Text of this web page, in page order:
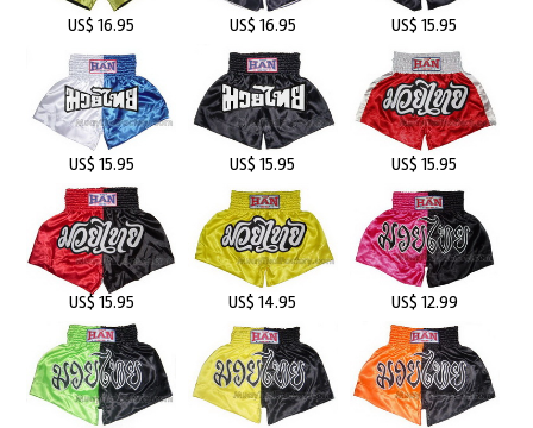
US$ 16.95 US$ 16.95 US$ 15.95
US$ 15.95 US$ 15.95 US$ 15.95
US$ 15.95 US$ 14.95 US$ 12.99